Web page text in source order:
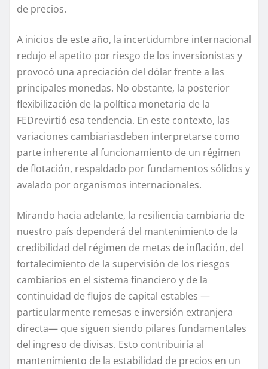
de precios.
A inicios de este año, la incertidumbre internacional
redujo el apetito por riesgo de los inversionistas y
provocó una apreciación del dólar frente a las
principales monedas. No obstante, la posterior
flexibilización de la política monetaria de la
FEDrevirtió esa tendencia. En este contexto, las
variaciones cambiariasdeben interpretarse como
parte inherente al funcionamiento de un régimen
de flotación, respaldado por fundamentos sólidos y
avalado por organismos internacionales.
Mirando hacia adelante, la resiliencia cambiaria de
nuestro país dependerá del mantenimiento de la
credibilidad del régimen de metas de inflación, del
fortalecimiento de la supervisión de los riesgos
cambiarios en el sistema financiero y de la
continuidad de flujos de capital estables —
particularmente remesas e inversión extranjera
directa— que siguen siendo pilares fundamentales
del ingreso de divisas. Esto contribuiría al
mantenimiento de la estabilidad de precios en un